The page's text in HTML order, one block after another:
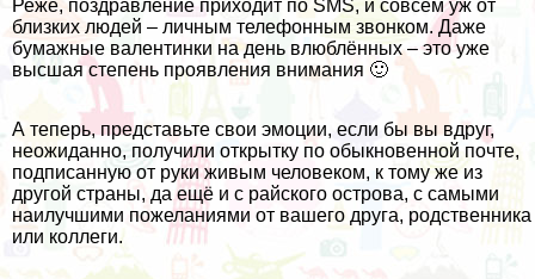
Реже, поздравление приходит по SMS, и совсем уж от
близких людей – личным телефонным звонком. Даже
бумажные валентинки на день влюблённых – это уже
высшая степень проявления внимания 🙂
А теперь, представьте свои эмоции, если бы вы вдруг,
неожиданно, получили открытку по обыкновенной почте,
подписанную от руки живым человеком, к тому же из
другой страны, да ещё и с райского острова, с самыми
наилучшими пожеланиями от вашего друга, родственника
или коллеги.